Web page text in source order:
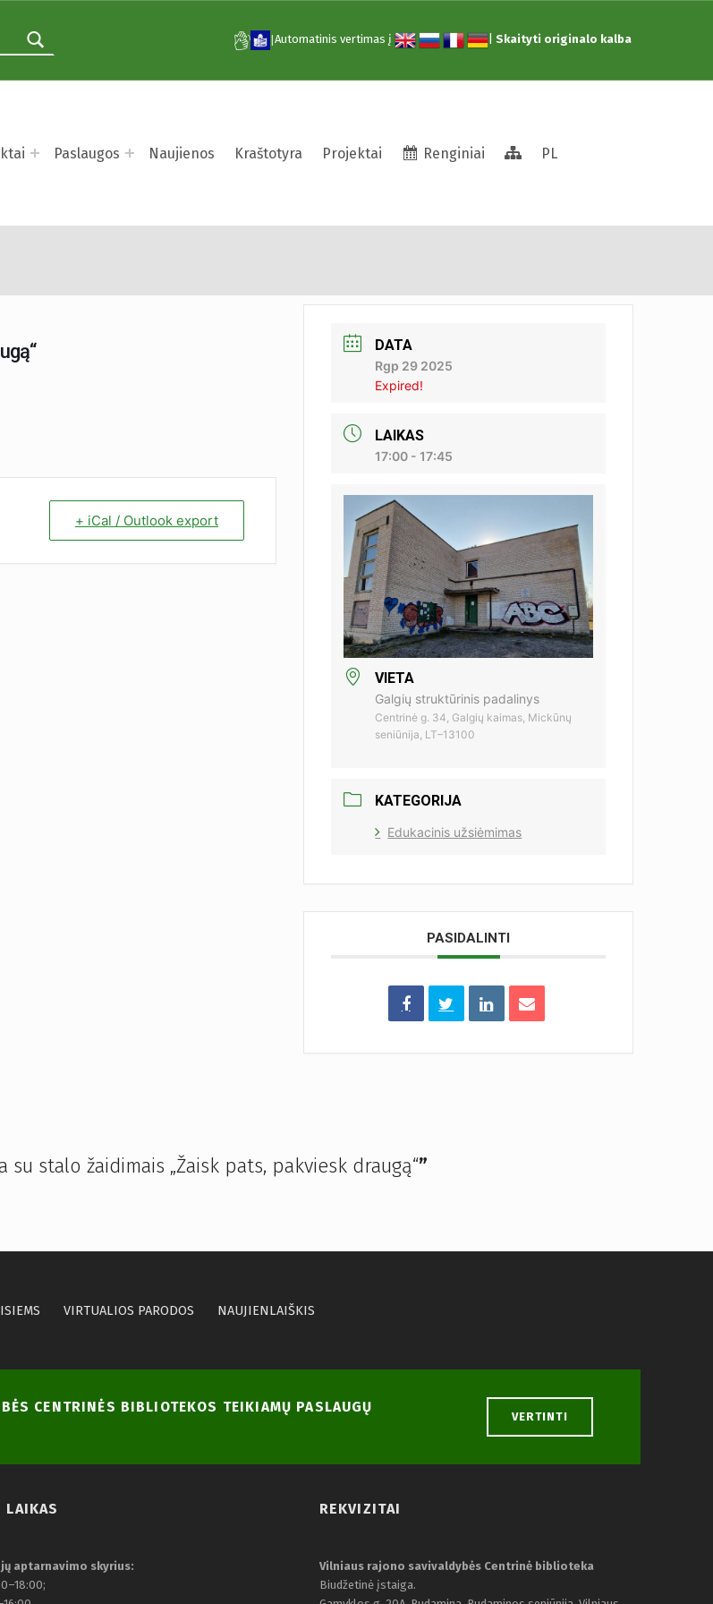
Paslaugos Naujienos Kraštotyra Projektai Renginiai Struktūra
PL
|Automatinis vertimas į |Skaityti originalo kalba
„Žaisk pats, pakviesk draugą“
+ iCal / Outlook export
DATA
Rgp 29 2025
Expired!
LAIKAS
17:00 - 17:45
VIETA
Galgių struktūrinis padalinys
Centrinė g. 34, Galgių kaimas, Mickūnų
seniūnija, LT–13100
KATEGORIJA
Edukacinis užsiėmimas
PASIDALINTI
su stalo žaidimais „Žaisk pats, pakviesk draugą“”
VIRTUALIOS PARODOS NAUJIENLAIŠKIS
CENTRINĖS BIBLIOTEKOS TEIKIAMŲ PASLAUGŲ
VERTINTI
LAIKAS
aptarnavimo skyrius:
REKVIZITAI
Vilniaus rajono savivaldybės Centrinė biblioteka
Biudžetinė įstaiga.